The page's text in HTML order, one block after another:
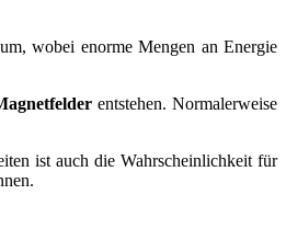
wobei enorme Mengen an Energie
entstehen. Normalerweise
ist auch die Wahrscheinlichkeit für